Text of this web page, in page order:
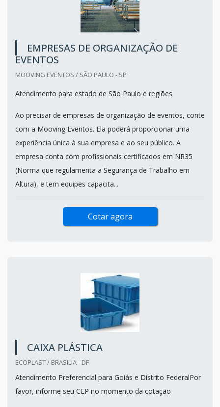
EMPRESAS DE ORGANIZAÇÃO DE
EVENTOS
MOOVING EVENTOS / SÃO PAULO - SP
Atendimento para estado de São Paulo e regiões
Ao precisar de empresas de organização de eventos, conte
com a Mooving Eventos. Ela poderá proporcionar uma
experiência única à sua empresa e ao seu público. A
empresa conta com profissionais certificados em NR35
(Norma que regulamenta a Segurança de Trabalho em
Altura), e tem equipes capacita...
Cotar agora
CAIXA PLÁSTICA
ECOPLAST / BRASILIA - DF
Atendimento Preferencial para Goiás e Distrito FederalPor
favor, informe seu CEP no momento da cotação